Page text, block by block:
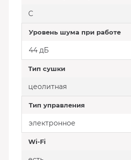
С
Уровень шума при работе
44 дБ
Тип сушки
цеолитная
Тип управления
электронное
Wi-Fi